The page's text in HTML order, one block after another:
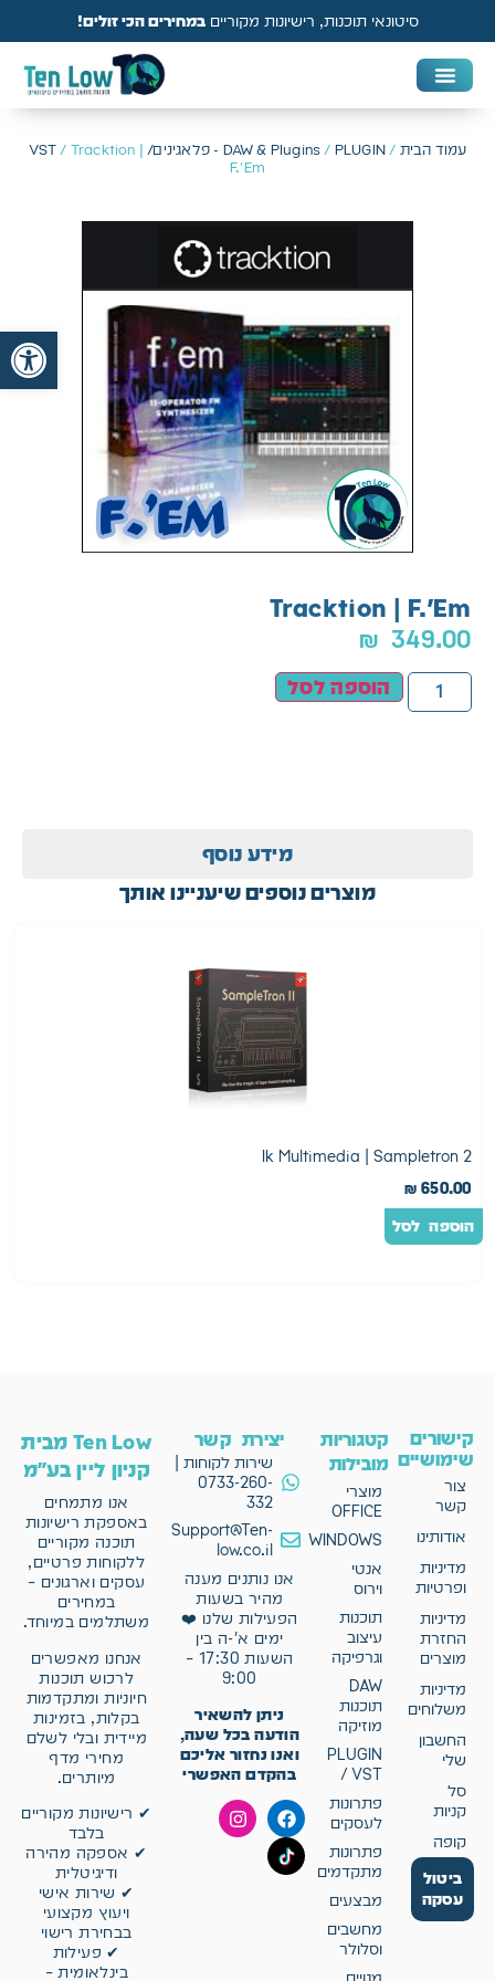
סיטונאי תוכנות, רישיונות מקורייםבמחירים הכי זולים!
עמוד הבית /
DAW & Plugins/ PLUGIN - פלאגינים/ VST
/ Tracktion |
F.'Em
Tracktion | F.'Em
₪ 349.00
הוספה לסל
מידע נוסף
מוצרים נוספים שיעניינו אותך
2 Ik Multimedia | Sampletron
₪ 650.00
הוספה לסל
קישורים
שימושיים
צור
קשר
אודותינו
מדיניות
ופרטיות
מדיניות
החזרת
מוצרים
מדיניות
משלוחים
החשבון
שלי
סל
קניות
קופה
ביטול
עסקה
קטגוריות
מובילות
מוצרי
OFFICE
WINDOWS
אנטי
וירוס
תוכנות
עיצוב
וגרפיקה
DAW
תוכנות
מוזיקה
PLUGIN
/ VST
פתרונות
לעסקים
פתרונות
מתקדמים
מבצעים
מחשבים
וסלולר
יצירת קשר
שירות לקוחות |
0733-260-
332
Support@Ten-
low.co.il
אנו נותנים מענה
מהיר בשעות
הפעילות שלנו ❤️
ימים א'-ה בין
השעות 17:30 –
9:00
ניתן להשאיר
הודעה בכל שעה,
ואנו נחזור אליכם
בהקדם האפשרי
Ten Low מבית
קניון ליין בע"מ
אנו מתמחים
באספקת רישיונות
תוכנה מקוריים
ללקוחות פרטיים,
עסקים וארגונים –
במחירים
משתלמים במיוחד.
אנחנו מאפשרים
לרכוש תוכנות
חיוניות ומתקדמות
בקלות, בזמינות
מיידית ובלי לשלם
מחירי מדף
מיותרים.
✔ רישיונות מקוריים
בלבד
✔ אספקה מהירה
ודיגיטלית
✔ שירות אישי
ויעוץ מקצועי
בבחירת רישוי
✔ פעילות
בינלאומית –